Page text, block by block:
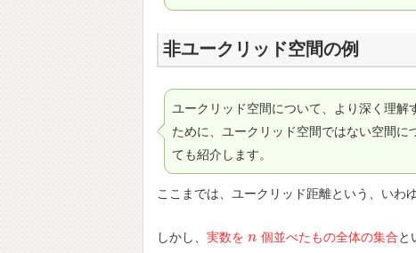
非ユークリッド空間の例
ユークリッド空間について、より深く理解
ために、ユークリッド空間ではない空間に
ても紹介します。
ここまでは、ユークリッド距離という、いわ
しかし、 実数を n
n 個並べたもの全体の集合と